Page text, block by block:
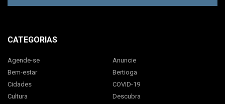
CATEGORIAS
Agende-se
Anuncie
Bem-estar
Bertioga
Cidades
COVID-19
Cultura
Descubra